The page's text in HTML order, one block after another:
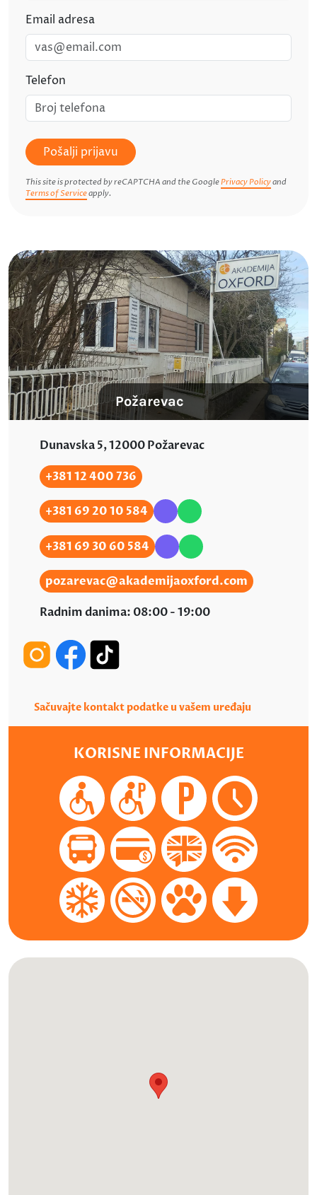
Email adresa
Telefon
Pošalji prijavu
This site is protected by reCAPTCHA and the Google Privacy Policyand
Terms of Serviceapply.
Požarevac
Dunavska 5, 12000 Požarevac
+381 12 400 736
+381 69 20 10 584
+381 69 30 60 584
pozarevac@akademijaoxford.com
Radnim danima: 08:00 - 19:00
Sačuvajte kontakt podatke u vašem uređaju
KORISNE INFORMACIJE